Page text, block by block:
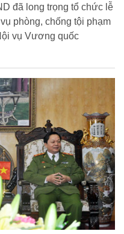
đã long trọng tổ chức lễ
phòng, chống tội phạm
vụ Vương quốc